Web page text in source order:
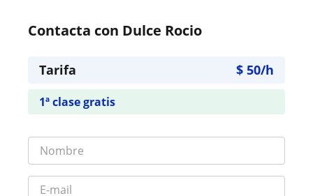
Contacta con Dulce Rocio
Tarifa $ 50/h
1ª clase gratis